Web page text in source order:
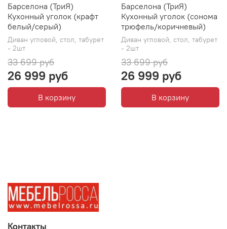
Барселона (ТриЯ)
Кухонный уголок (крафт
белый/серый)
Диван угловой, стол, табурет
- 2шт
33 699 руб
26 999 руб
В корзину
Барселона (ТриЯ)
Кухонный уголок (сонома
трюфель/коричневый)
Диван угловой, стол, табурет
- 2шт
33 699 руб
26 999 руб
В корзину
Контакты